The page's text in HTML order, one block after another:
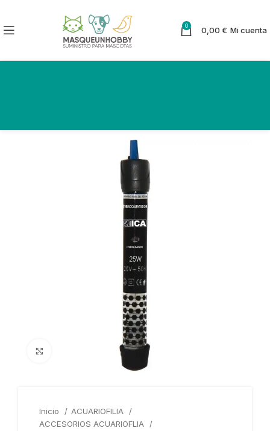
0 0,00 € Mi cuenta
Haga clic para ampliar
Inicio
ACUARIOFILIA
ACCESORIOS ACUARIOFLIA